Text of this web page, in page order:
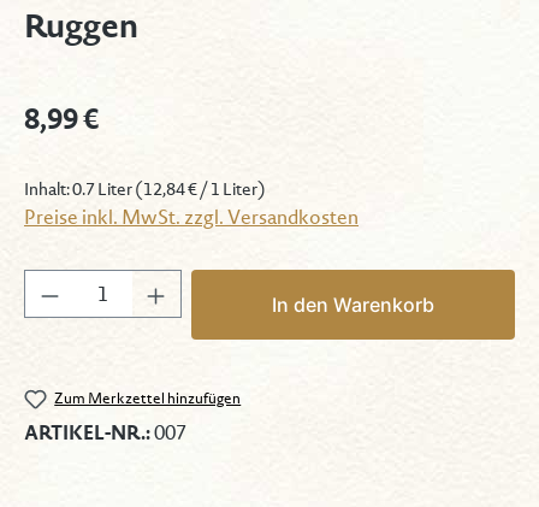
Ruggen
Regulärer Preis:
8,99 €
Inhalt:0.7 Liter(12,84 € / 1 Liter)
Preise inkl. MwSt. zzgl. Versandkosten
Produkt Anzahl: Gib den gewünschten
In den Warenkorb
Zum Merkzettel hinzufügen
ARTIKEL-NR.:007